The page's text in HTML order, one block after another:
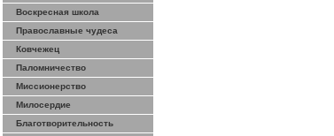
Воскресная школа
Православные чудеса
Ковчежец
Паломничество
Миссионерство
Милосердие
Благотворительность